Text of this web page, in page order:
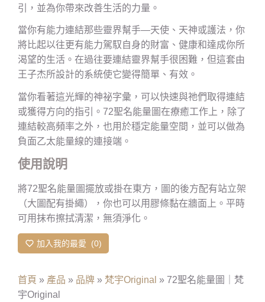
引，並為你帶來改善生活的力量。
當你有能力連結那些靈界幫手—天使、天神或護法，你
將比起以往更有能力駕馭自身的財富、健康和達成你所
渴望的生活。在過往要連結靈界幫手很困難，但這套由
王子杰所設計的系統使它變得簡單、有效。
當你看著這光輝的神祕字彙，可以快速與祂們取得連結
或獲得方向的指引。72聖名能量圖在療癒工作上，除了
連結較高頻率之外，也用於穩定能量空間，並可以做為
負面乙太能量線的連接端。
使用說明
將72聖名能量圖擺放或掛在東方，圖的後方配有站立架
（大圖配有掛繩），你也可以用膠條黏在牆面上。平時
可用抹布擦拭清潔，無須淨化。
加入我的最愛 0
首頁 » 產品 » 品牌 » 梵宇Original » 72聖名能量圖｜梵
宇Original